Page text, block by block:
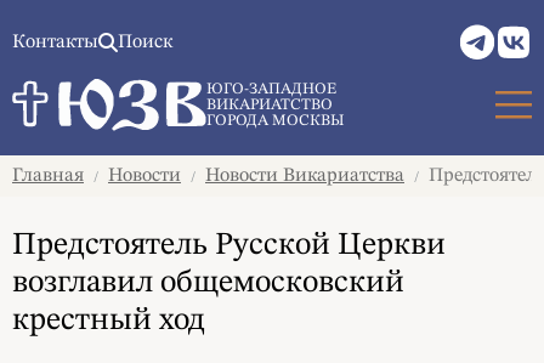
Контакты Поиск
ЮГО-ЗАПАДНОЕ
ВИКАРИАТСТВО
ГОРОДА МОСКВЫ
Главная / Новости / Новости Викариатства /
Предстоятель Русской Церкви
возглавил общемосковский
крестный ход